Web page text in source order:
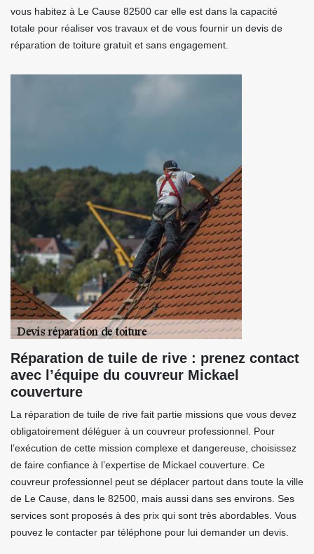
vous habitez à Le Cause 82500 car elle est dans la capacité
totale pour réaliser vos travaux et de vous fournir un devis de
réparation de toiture gratuit et sans engagement.
Réparation de tuile de rive : prenez contact
avec l’équipe du couvreur Mickael
couverture
La réparation de tuile de rive fait partie missions que vous devez
obligatoirement déléguer à un couvreur professionnel. Pour
l’exécution de cette mission complexe et dangereuse, choisissez
de faire confiance à l’expertise de Mickael couverture. Ce
couvreur professionnel peut se déplacer partout dans toute la ville
de Le Cause, dans le 82500, mais aussi dans ses environs. Ses
services sont proposés à des prix qui sont très abordables. Vous
pouvez le contacter par téléphone pour lui demander un devis.